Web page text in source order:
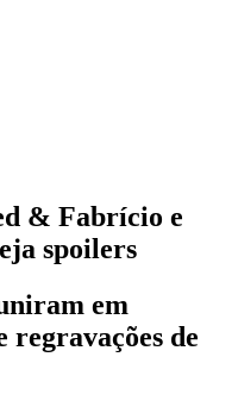
& Fabrício e
spoilers
em
de